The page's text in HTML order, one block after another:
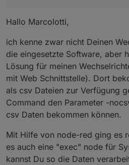
Hallo Marcolotti,
ich kenne zwar nicht Deinen
die eingesetzte Software, aber
Lösung für meinen
mit Web Schnittstelle). Dort
als csv Dateien zur Verfügung
Command den Parameter -
csv Daten bekommen können.
Mit Hilfe von node-red ging es
es auch eine "exec" node für
kannst Du so die Daten